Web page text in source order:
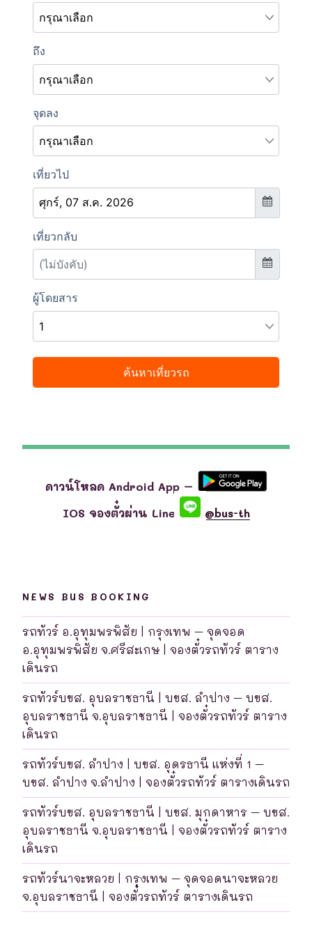
ดาวน์โหลด Android App –
IOS จองตั๋วผ่าน Line
@bus-th
NEWS BUS BOOKING
รถทัวร์ อ.อุทุมพรพิสัย | กรุงเทพ – จุดจอด
อ.อุทุมพรพิสัย จ.ศรีสะเกษ | จองตั๋วรถทัวร์ ตาราง
เดินรถ
รถทัวร์บขส. อุบลราชธานี | บขส. ลำปาง – บขส.
อุบลราชธานี จ.อุบลราชธานี | จองตั๋วรถทัวร์ ตาราง
เดินรถ
รถทัวร์บขส. ลำปาง | บขส. อุดรธานี แห่งที่ 1 –
บขส. ลำปาง จ.ลำปาง | จองตั๋วรถทัวร์ ตารางเดินรถ
รถทัวร์บขส. อุบลราชธานี | บขส. มุกดาหาร – บขส.
อุบลราชธานี จ.อุบลราชธานี | จองตั๋วรถทัวร์ ตาราง
เดินรถ
รถทัวร์นาจะหลวย | กรุงเทพ – จุดจอดนาจะหลวย
จ.อุบลราชธานี | จองตั๋วรถทัวร์ ตารางเดินรถ